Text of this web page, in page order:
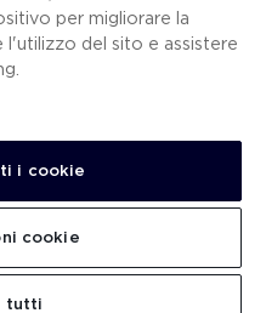
SITO
NOI
per migliorare la
l'utilizzo del sito e assistere
i cookie
tutti
cookie